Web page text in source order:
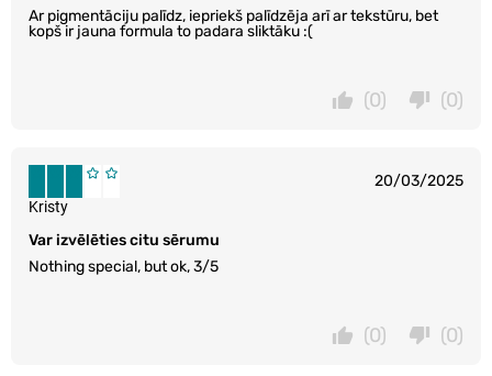
Ar pigmentāciju palīdz, iepriekš palīdzēja arī ar tekstūru, bet
kopš ir jauna formula to padara sliktāku :(
(0)
(0)
20/03/2025
Var izvēlēties citu sērumu
Nothing special, but ok, 3/5
Kristy
(0)
(0)